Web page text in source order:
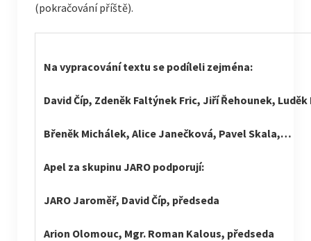
(pokračování příště).
Na vypracování textu se podíleli zejména:
David Číp, Zdeněk Faltýnek Fric, Jiří Řehounek,
Břeněk Michálek, Alice Janečková, Pavel Skala,…
Apel za skupinu JARO podporují:
JARO Jaroměř, David Číp, předseda
Arion Olomouc, Mgr. Roman Kalous, předseda